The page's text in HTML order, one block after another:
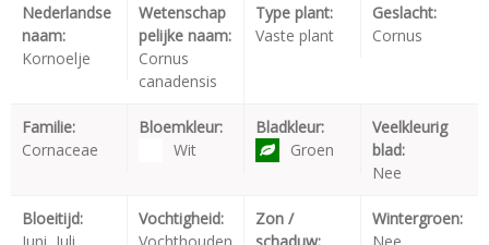
Nederlandse
naam:
Kornoelje
Wetenschap
pelijke naam:
Cornus
canadensis
Type plant:
Vaste plant
Geslacht:
Cornus
Familie:
Cornaceae
Bloemkleur:
Wit
Bladkleur:
Groen
Veelkleurig
blad:
Nee
Bloeitijd:
Vochtigheid:
Zon /
Wintergroen: